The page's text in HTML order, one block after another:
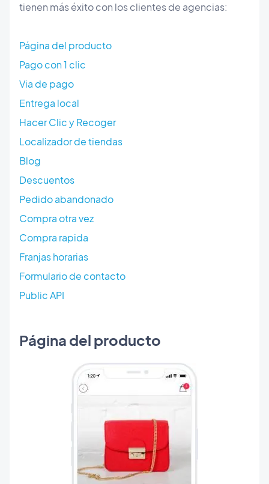
tienen más éxito con los clientes de agencias:
Página del producto
Pago con 1 clic
Via de pago
Entrega local
Hacer Clic y Recoger
Localizador de tiendas
Blog
Descuentos
Pedido abandonado
Compra otra vez
Compra rapida
Franjas horarias
Formulario de contacto
Public API
Página del producto